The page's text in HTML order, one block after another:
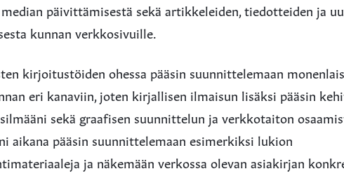
median päivittämisestä sekä artikkeleiden, tiedotteiden ja
kunnan verkkosivuille.
kirjoitustöiden ohessa pääsin suunnittelemaan
eri kanaviin, joten kirjallisen ilmaisun lisäksi pääsin
sekä graafisen suunnittelun ja verkkotaiton
aikana pääsin suunnittelemaan esimerkiksi lukion
ja näkemään verkossa olevan asiakirjan